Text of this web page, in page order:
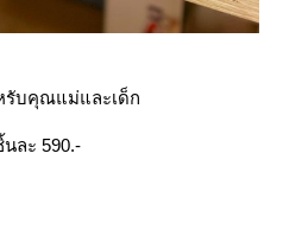
รับคุณแม่และเด็ก
นละ 590.-